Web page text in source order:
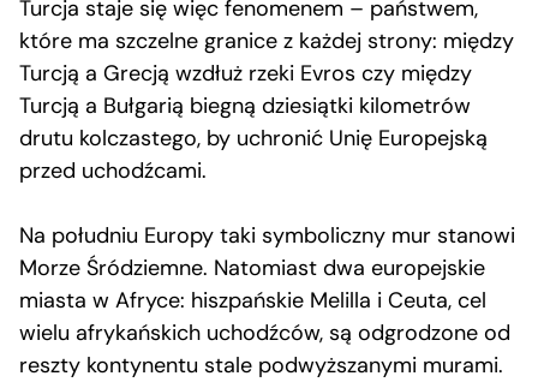
Turcja staje się więc fenomenem – państwem,
które ma szczelne granice z każdej strony: między
Turcją a Grecją wzdłuż rzeki Evros czy między
Turcją a Bułgarią biegną dziesiątki kilometrów
drutu kolczastego, by uchronić Unię Europejską
przed uchodźcami.
Na południu Europy taki symboliczny mur stanowi
Morze Śródziemne. Natomiast dwa europejskie
miasta w Afryce: hiszpańskie Melilla i Ceuta, cel
wielu afrykańskich uchodźców, są odgrodzone od
reszty kontynentu stale podwyższanymi murami.